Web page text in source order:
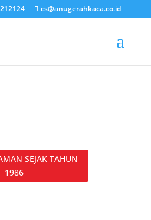
cs@anugerahkaca.co.id
SEJAK TAHUN
1986